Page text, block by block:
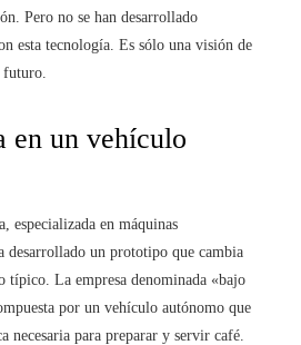
Pero no se han desarrollado
esta tecnología. Es sólo una visión de
futuro.
en un vehículo
especializada en máquinas
desarrollado un prototipo que cambia
típico. La empresa denominada «bajo
por un vehículo autónomo que
necesaria para preparar y servir café.